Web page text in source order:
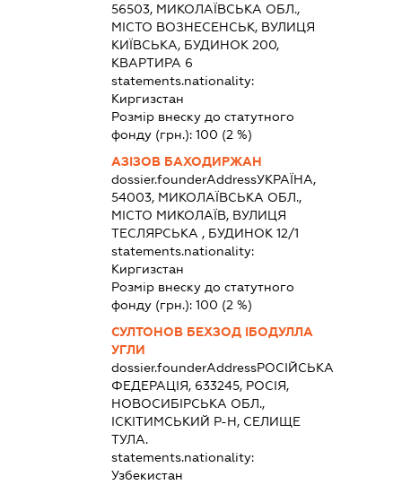
56503, МИКОЛАЇВСЬКА ОБЛ.,
МІСТО ВОЗНЕСЕНСЬК, ВУЛИЦЯ
КИЇВСЬКА, БУДИНОК 200,
КВАРТИРА 6
statements.nationality:
Киргизстан
Розмір внеску до статутного
фонду (грн.):100 (2 %)
АЗІЗОВ БАХОДИРЖАН
dossier.founderAddressУКРАЇНА,
54003, МИКОЛАЇВСЬКА ОБЛ.,
МІСТО МИКОЛАЇВ, ВУЛИЦЯ
ТЕСЛЯРСЬКА , БУДИНОК 12/1
statements.nationality:
Киргизстан
Розмір внеску до статутного
фонду (грн.):100 (2 %)
СУЛТОНОВ БЕХЗОД ІБОДУЛЛА
УГЛИ
dossier.founderAddressРОСІЙСЬКА
ФЕДЕРАЦІЯ, 633245, РОСІЯ,
НОВОСИБІРСЬКА ОБЛ.,
ІСКІТИМСЬКИЙ Р-Н, СЕЛИЩЕ
ТУЛА.
statements.nationality:
Узбекистан